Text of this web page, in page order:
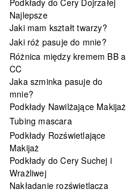
Najlepsze
Jaki mam kształt twarzy?
Jaki róż pasuje do mnie?
Różnica między kremem BB a
CC
Jaka szminka pasuje do
mnie?
Podkłady Nawilżające Makijaż
Tubing mascara
Podkłady Rozświetlające
Makijaż
Podkłady do Cery Suchej i
Wrażliwej
Nakładanie rozświetlacza